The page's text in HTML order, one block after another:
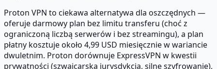
Proton VPN to ciekawa alternatywa dla oszczędnych —
oferuje darmowy plan bez limitu transferu (choć z
ograniczoną liczbą serwerów i bez streamingu), a plan
płatny kosztuje około 4,99 USD miesięcznie w wariancie
dwuletnim. Proton dorównuje ExpressVPN w kwestii
prywatności (szwajcarska jurysdykcja, silne szyfrowanie),